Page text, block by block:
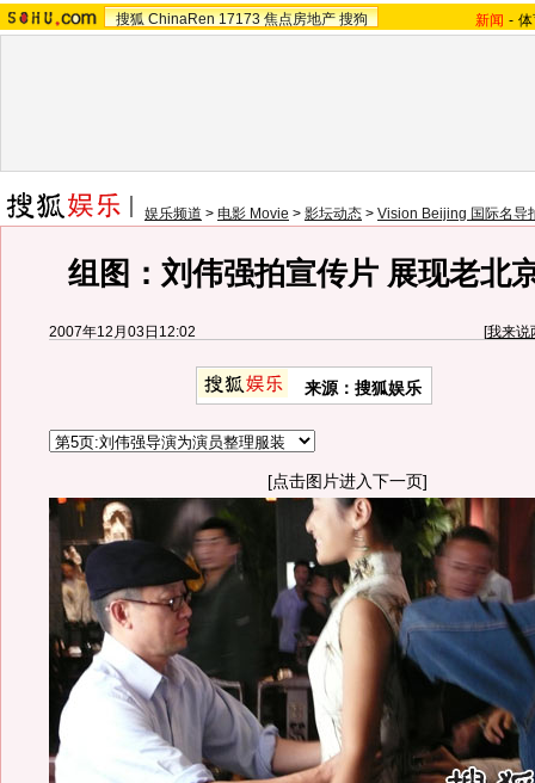
搜狐 ChinaRen 17173 焦点房地产 搜狗 新闻 -
娱乐频道 > 电影 Movie > 影坛动态 > Vision Beijing 国际名导
组图：刘伟强拍宣传片 展现老北
2007年12月03日12:02 [我来说
来源：搜狐娱乐
[点击图片进入下一页]